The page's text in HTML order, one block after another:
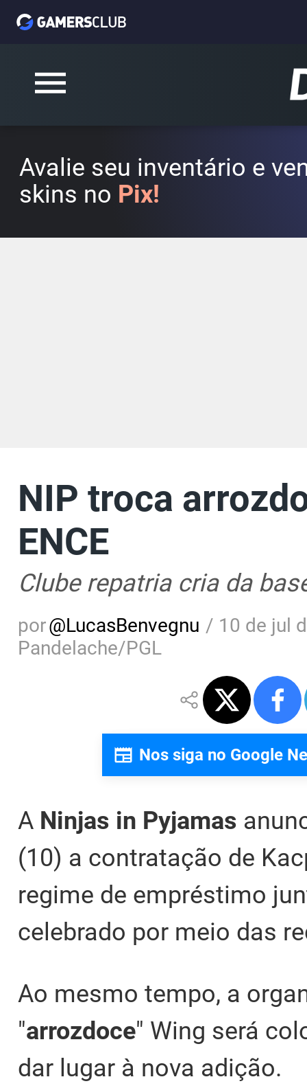
Avalie seu inventário e
skins no Pix!
NIP troca
ENCE
Clube repatria cria da
por@LucasBenvegnu / 10 de jul
Pandelache/PGL
Nos siga no Google
A Ninjas in Pyjamas
(10) a contratação de
regime de empréstimo
celebrado por meio das
Ao mesmo tempo, a
"⁠arrozdoce⁠" Wing será
dar lugar à nova adição.